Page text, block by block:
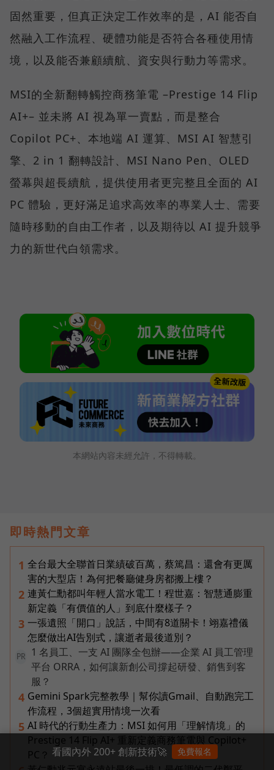
固然重要，但真正決定工作效率的是，AI 能否自
然融入工作流程、硬體功能是否符合各種使用情
境，以及能否兼顧續航、資安與行動力等需求。
MSI的全新翻轉觸控商務筆電 –Prestige 14 Flip
AI+– 並未將 AI 視為單一賣點，而是整合
Copilot PC+、本地端 AI 運算、MSI AI 智慧引
擎、2 in 1 翻轉設計、MSI Nano Pen、OLED
螢幕與超長續航，提供使用者更完整且全面的 AI
PC 體驗，更好滿足追求高效率的專業人士、需要
隨時移動的自由工作者，以及期待以 AI 提升競爭
力的新世代白領需求。
本網站內容未經允許，不得轉載。
即時熱門文章
1 全台最大全聯首日業績破百萬，蔡篤昌：還會有更厲
害的大型店！為何把餐廳健身房都搬上樓？
2 連黃仁勳都叫年輕人當水電工！程世嘉：智慧通膨重
新定義「有價值的人」到底什麼樣子？
3 一張遺照「開口」說話，中間有8道關卡！翊嘉禮儀
怎麼做出AI告別式，讓逝者最後道別？
PR
1 名員工、一支 AI 團隊全包辦——企業 AI 員工管理
平台 ORRA，如何讓新創公司撐起研發、銷售到客
服？
4 Gemini Spark完整教學｜幫你讀Gmail、自動跑完工
作流程，3個超實用情境一次看
5 AI 時代的行動生產力：MSI 如何用「理解情境」的
Prestige 14 Flip AI+ 重新定義商務筆電與 Copilot+
PC？ 看國內外 200+ 創新技術🚀 免費報名